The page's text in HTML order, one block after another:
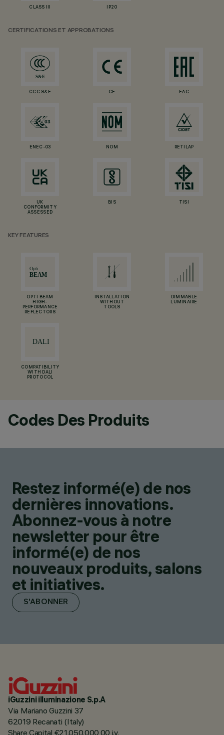
CLASS III IP20
CERTIFICATIONS ET APPROBATIONS
CCC S&E CE EAC
ENEC-03 NOM RETILAP
UK
CONFORMITY
ASSESSED
BIS TISI
KEY FEATURES
OPTI BEAM
HIGH-
PERFORMANCE
REFLECTORS
INSTALLATION
WITHOUT
TOOLS
DIMMABLE
LUMINAIRE
COMPATIBILITY
WITH DALI
PROTOCOL
Codes Des Produits
Restez informé(e) de nos
dernières innovations.
Abonnez-vous à notre
newsletter pour être
informé(e) de nos
nouveaux produits, salons
et initiatives.
S'ABONNER
iGuzzini illuminazione S.p.A
Via Mariano Guzzini 37
62019 Recanati (Italy)
Share Capital €21.050.000,00 i.v.